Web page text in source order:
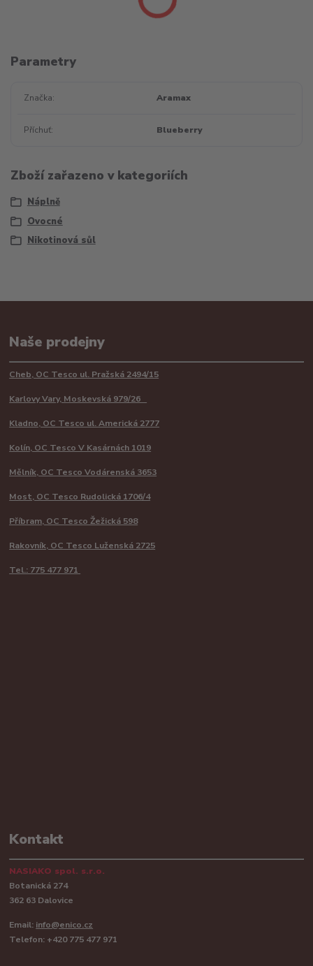
Parametry
Značka Aramax
Příchuť Blueberry
Zboží zařazeno v kategoriích
Náplně
Ovocné
Nikotinová sůl
Naše prodejny
Cheb, OC Tesco ul. Pražská 2494/15
Karlovy Vary, Moskevská 979/26
Kladno, OC Tesco ul. Americká 2777
Kolín, OC Tesco V Kasárnách 1019
Mělník, OC Tesco Vodárenská 3653
Most, OC Tesco Rudolická 1706/4
Příbram, OC Tesco Žežická 598
Rakovník, OC Tesco Luženská 2725
Tel.: 775 477 971
Kontakt
NASIAKO spol. s.r.o.
Botanická 274
362 63 Dalovice
Email: info@enico.cz
Telefon: +420 775 477 971